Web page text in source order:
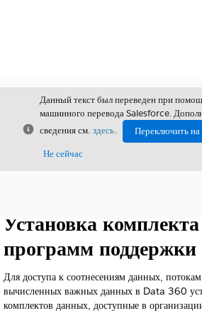
Закрыть
Данный текст был переведен при
машинного перевода Salesforce.
сведения см. здесь.
Переключить на
Не сейчас
Установка
программ поддержки
Для доступа к соотнесениям данных,
вычисленных важных данных в Data 360
комплектов данных, доступные в